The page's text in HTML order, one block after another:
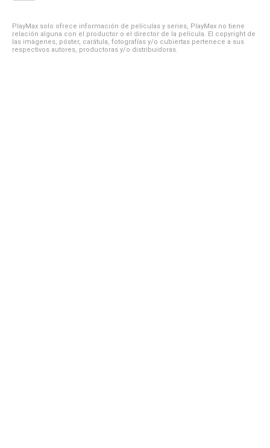
PlayMax solo ofrece información de películas y series, PlayMax no tiene
relación alguna con el productor o el director de la película. El copyright de
las imágenes, póster, carátula, fotografías y/o cubiertas pertenece a sus
respectivos autores, productoras y/o distribuidoras.